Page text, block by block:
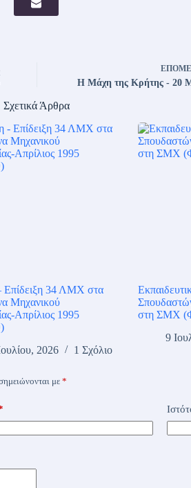
Η Μάχη της Κρήτης - 20
Σχετικά Άρθρα
34 ΛΜΧ στα
Μηχανικού
Απρίλιος 1995
2026
1 Σχόλιο
στη ΣΜΧ
9
με *